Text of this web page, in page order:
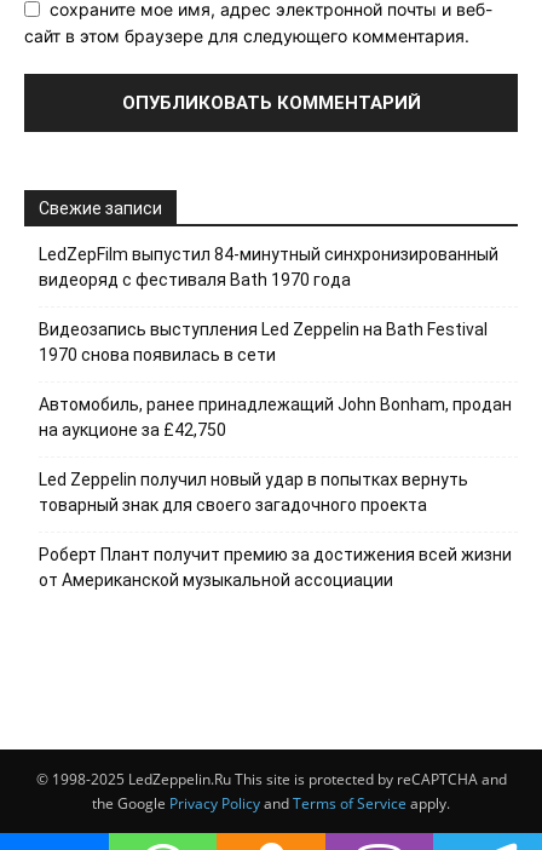
сохраните мое имя, адрес электронной почты и веб-
сайт в этом браузере для следующего комментария.
Свежие записи
LedZepFilm выпустил 84-минутный синхронизированный
видеоряд с фестиваля Bath 1970 года
Видеозапись выступления Led Zeppelin на Bath Festival
1970 снова появилась в сети
Автомобиль, ранее принадлежащий John Bonham, продан
на аукционе за £42,750
Led Zeppelin получил новый удар в попытках вернуть
товарный знак для своего загадочного проекта
Роберт Плант получит премию за достижения всей жизни
от Американской музыкальной ассоциации
© 1998-2025 LedZeppelin.Ru This site is protected by reCAPTCHA and
the Google Privacy PolicyandTerms of Service apply.